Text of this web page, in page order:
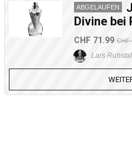
ABGELAUFEN
Divine bei
CHF 71.99 CHF
Lars